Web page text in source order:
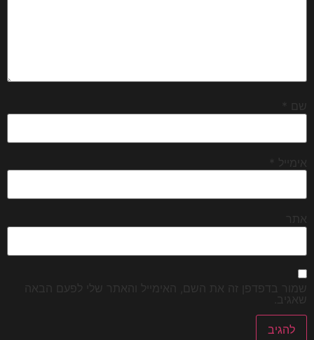
שם
אימייל
אתר
שמור בדפדפן זה את השם, האימייל והאתר שלי לפעם הבאה
שאגיב.